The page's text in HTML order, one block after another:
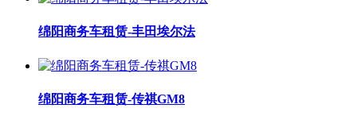
绵阳商务车租赁-丰田埃尔法
绵阳商务车租赁-传祺GM8